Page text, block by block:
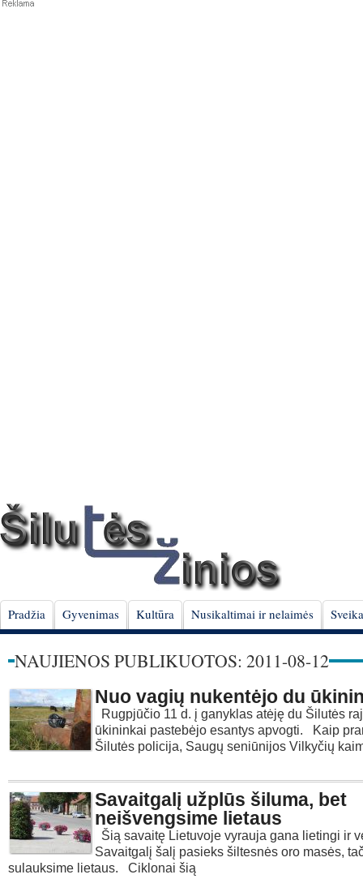
Pradžia Gyvenimas Kultūra Nusikaltimai ir nelaimės
NAUJIENOS PUBLIKUOTOS: 2011-08-12
Nuo vagių nukentėjo du
Rugpjūčio 11 d. į ganyklas atėję du Šilutės
ūkininkai pastebėjo esantys apvogti. Kaip
Šilutės policija, Saugų seniūnijos Vilkyčių
Savaitgalį užplūs šiluma, bet
neišvengsime lietaus
Šią savaitę Lietuvoje vyrauja gana lietingi ir
Savaitgalį šalį pasieks šiltesnės oro masės,
sulauksime lietaus. Ciklonai šią